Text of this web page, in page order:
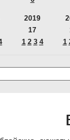
2019
17
1 2 3 4
1